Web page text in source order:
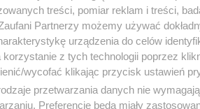
międzynarodowe jury
treści, pomiar reklam i treści,
Partnerzy możemy używać
urządzenia do celów
z tych technologii poprzez
wycofać klikając przycisk ustawień
przetwarzania danych nie
Preferencje będą miały